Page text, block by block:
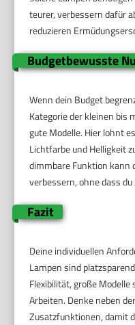
teurer, verbessern dafür
reduzieren
Budgetbewusste
Wenn dein Budget
Kategorie der kleinen bis
gute Modelle. Hier lohnt
Lichtfarbe und Helligkeit
dimmbare Funktion
verbessern, ohne dass
Fazit
Deine individuellen
Lampen sind
Flexibilität, große
Arbeiten. Denke neben
Zusatzfunktionen, damit